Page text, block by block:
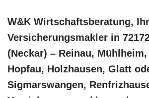
W&K Wirtschaftsberatung,
Versicherungsmakler in
(Neckar) – Reinau,
Hopfau, Holzhausen, Glatt
Sigmarswangen,